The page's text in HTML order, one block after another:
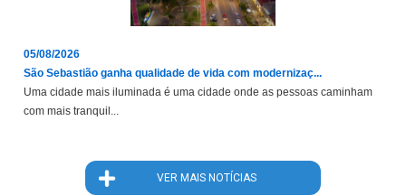
05/08/2026
São Sebastião ganha qualidade de vida com modernizaç...
Uma cidade mais iluminada é uma cidade onde as pessoas caminham
com mais tranquil...
VER MAIS NOTÍCIAS